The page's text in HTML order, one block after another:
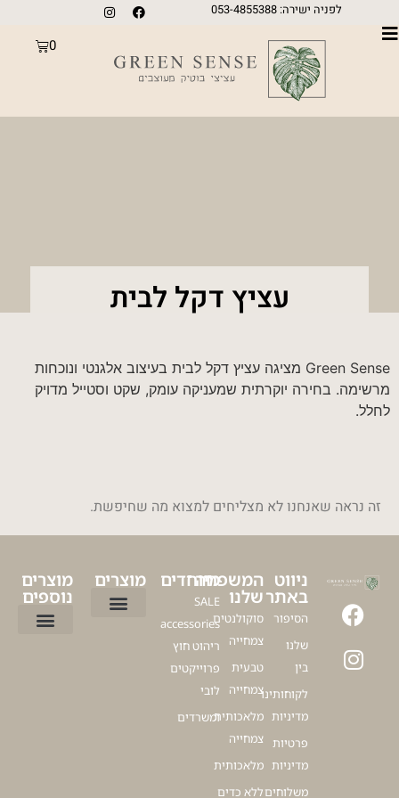
לפניה ישירה: 053-4855388
0
עציץ דקל לבית
Green Sense מציגה עציץ דקל לבית בעיצוב אלגנטי ונוכחות
מרשימה. בחירה יוקרתית שמעניקה עומק, שקט וסטייל מדויק
לחלל.
זה נראה שאנחנו לא מצליחים למצוא מה שחיפשת.
ניווט
באתר
הסיפור
שלנו
בין
לקוחותינו
מדיניות
פרטיות
מדיניות
משלוחים
המשפחה
שלנו
סוקולנטים
צמחייה
טבעית
צמחייה
מלאכותית
צמחייה
מלאכותית
ללא כדים
מיוחדים
SALE
accessories
ריהוט חוץ
פרוייקטים
לובי
ומשרדים
מוצרים מוצרים
נוספים